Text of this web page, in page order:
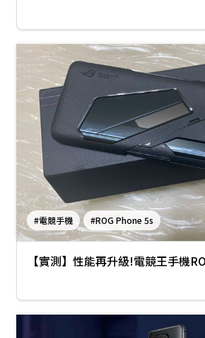
#電競手機 #ROG Phone 5s
【實測】性能再升級!電競王手機